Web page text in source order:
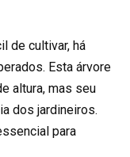
de cultivar, há
Esta árvore
altura, mas seu
dos jardineiros.
para